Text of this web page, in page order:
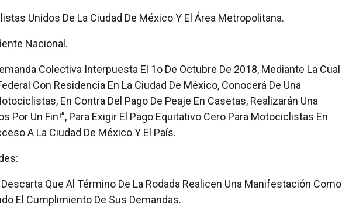
Unidos De La Ciudad De México Y El Área Metropolitana.
Nacional.
Colectiva Interpuesta El 1o De Octubre De 2018, Mediante La Cual
Con Residencia En La Ciudad De México, Conocerá De Una
En Contra Del Pago De Peaje En Casetas, Realizarán Una
Por Un Fin!”, Para Exigir El Pago Equitativo Cero Para Motociclistas En
A La Ciudad De México Y El País.
Que Al Término De La Rodada Realicen Una Manifestación Como
El Cumplimiento De Sus Demandas.